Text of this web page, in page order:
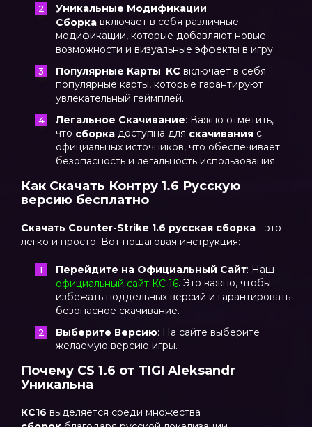
Уникальные Модификации:
Сборка включает в себя различные
модификации, которые добавляют новые
возможности и визуальные эффекты в игру.
Популярные Карты: КС включает в себя
популярные карты, которые гарантируют
увлекательный геймплей.
Легальное Скачивание: Важно отметить,
что сборка доступна для скачивания с
официальных источников, что обеспечивает
безопасность и легальность использования.
Как Скачать Контру 1.6 Русскую
версию бесплатно
Скачать Counter-Strike 1.6 русская сборка - это
легко и просто. Вот пошаговая инструкция:
Перейдите на Официальный Сайт: Наш
официальный сайт КС 16. Это важно, чтобы
избежать поддельных версий и гарантировать
безопасное скачивание.
Выберите Версию: На сайте выберите
желаемую версию игры.
Почему CS 1.6 от TIGI Aleksandr
Уникальна
КС16 выделяется среди множества